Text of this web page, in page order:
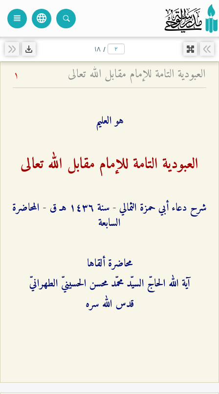
language
view_headline
/ ۱۸
العبودية التامة للإمام مقابل الله تعالى 1
هو العليم
العبودية التامة للإمام مقابل الله تعالى
شرح دعاء أبي حمزة الثمالي - سنة ۱٤٣٦ هـ ق - المحاضرة
السابعة
محاضرة ألقاها
آية الله الحاجّ السيّد محمّد محسن الحسينيّ الطهرانيّ
قدس الله سره